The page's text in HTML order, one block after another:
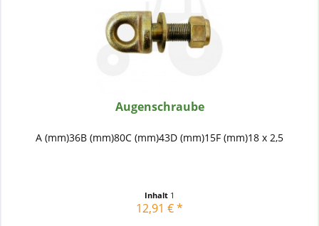
Augenschraube
A (mm)36B (mm)80C (mm)43D (mm)15F (mm)18 x 2,5
Inhalt 1
12,91 € *